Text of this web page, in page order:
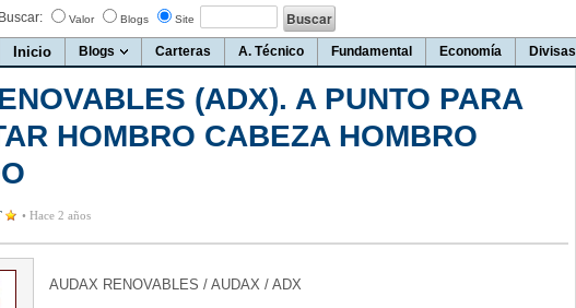
Buscar: Valor Blogs Site
Inicio Blogs Carteras A. Técnico Fundamental Economía Divisas
(ADX). A PUNTO PARA
HOMBRO CABEZA HOMBRO
• Hace 2 años
AUDAX RENOVABLES / AUDAX / ADX